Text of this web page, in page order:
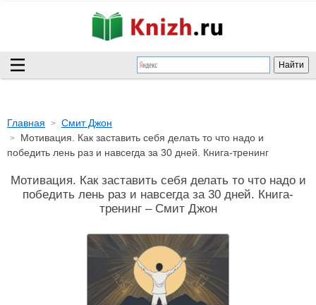
Главная
Смит Джон
Мотивация. Как заставить себя делать то что надо и
победить лень раз и навсегда за 30 дней. Книга-тренинг
Мотивация. Как заставить себя делать то что надо и
победить лень раз и навсегда за 30 дней. Книга-
тренинг – Смит Джон